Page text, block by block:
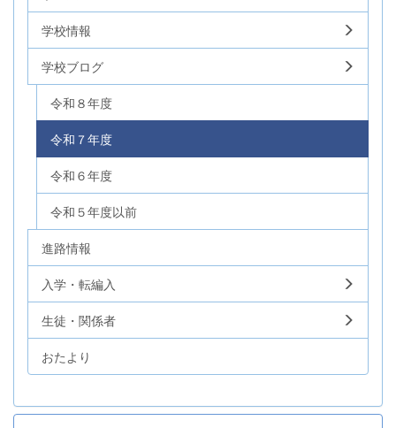
学校情報
学校ブログ
令和８年度
令和７年度
令和６年度
令和５年度以前
進路情報
入学・転編入
生徒・関係者
おたより